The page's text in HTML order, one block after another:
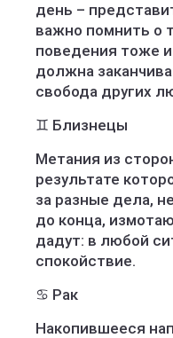
день –
важно помнить о
поведения тоже
должна
свобода других
♊️ Близнецы
Метания из
результате
за разные дела,
до конца,
дадут: в любой
спокойствие.
♋️ Рак
Накопившееся